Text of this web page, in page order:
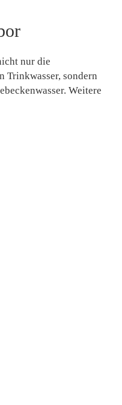
nur die
Trinkwasser, sondern
Weitere